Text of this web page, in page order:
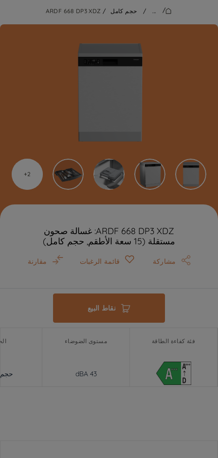
/
...
/ حجم كامل /
ARDF 668 DP3 XDZ
2
ARDF 668 DP3 XDZ: غسالة صحون
مستقلة (15 سعة الأطقم, حجم كامل)
مشاركة قائمة الرغبات مقارنة
نقاط البيع
فئة كفاءة الطاقة مستوى الضوضاء
43 dBA